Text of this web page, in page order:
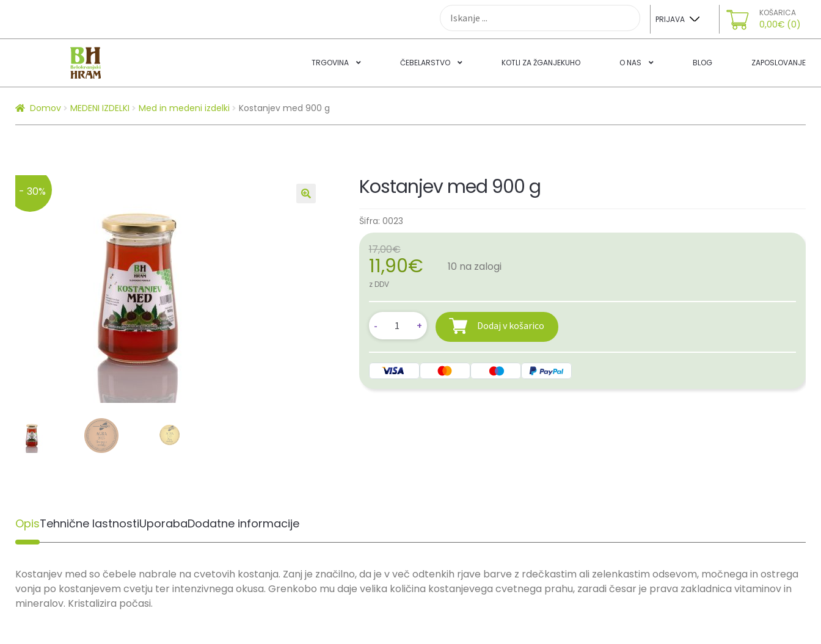
navigation
content
PRIJAVA
KOŠARICA
0,00€ (0)
TRGOVINA ČEBELARSTVO KOTLI ZA ŽGANJEKUHO O NAS BLOG ZAPOSLOVANJE
Domov MEDENI IZDELKI Med in medeni izdelki Kostanjev med 900 g
- 30%
Kostanjev med 900 g
Šifra: 0023
17,00€
11,90€
z DDV
10 na zalogi
Dodaj v košarico
OpisTehnične lastnostiUporabaDodatne informacije
Kostanjev med so čebele nabrale na cvetovih kostanja. Zanj je značilno, da je v več odtenkih rjave barve z rdečkastim ali zelenkastim odsevom, močnega in ostrega
vonja po kostanjevem cvetju ter intenzivnega okusa. Grenkobo mu daje velika količina kostanjevega cvetnega prahu, zaradi česar je prava zakladnica vitaminov in
mineralov. Kristalizira počasi.